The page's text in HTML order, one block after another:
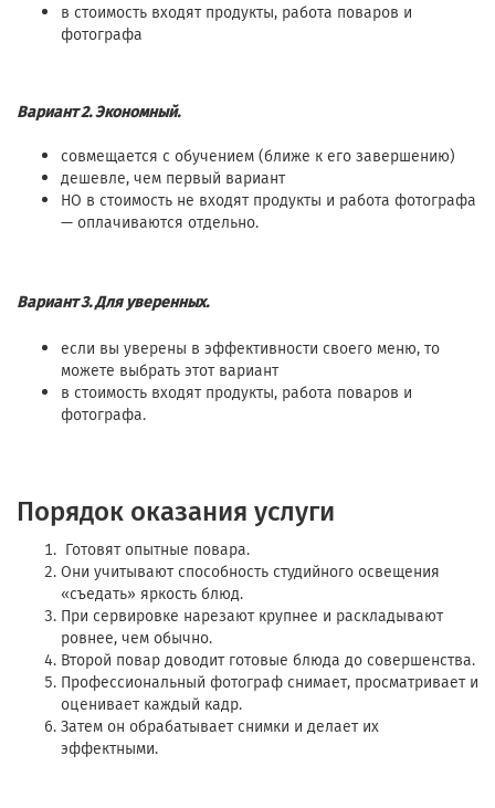
в стоимость входят продукты, работа поваров и
фотографа
Вариант 2. Экономный.
совмещается с обучением (ближе к его завершению)
дешевле, чем первый вариант
НО в стоимость не входят продукты и работа фотографа
— оплачиваются отдельно.
Вариант 3. Для уверенных.
если вы уверены в эффективности своего меню, то
можете выбрать этот вариант
в стоимость входят продукты, работа поваров и
фотографа.
Порядок оказания услуги
Готовят опытные повара.
Они учитывают способность студийного освещения
«съедать» яркость блюд.
При сервировке нарезают крупнее и раскладывают
ровнее, чем обычно.
Второй повар доводит готовые блюда до совершенства.
Профессиональный фотограф снимает, просматривает и
оценивает каждый кадр.
Затем он обрабатывает снимки и делает их
эффектными.